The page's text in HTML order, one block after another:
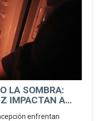
LA SOMBRA:
IMPACTAN A
enfrentan